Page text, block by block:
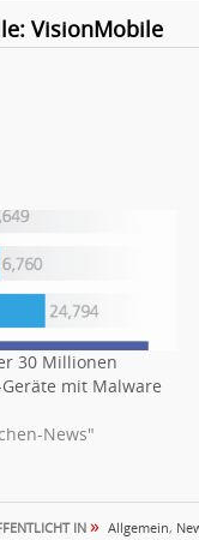
VisionMobile
30 Millionen
mit Malware
News"
IN» Allgemein,